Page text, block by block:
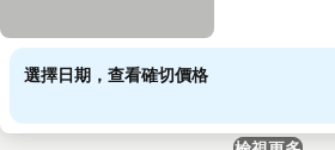
選擇日期，查看確切價格